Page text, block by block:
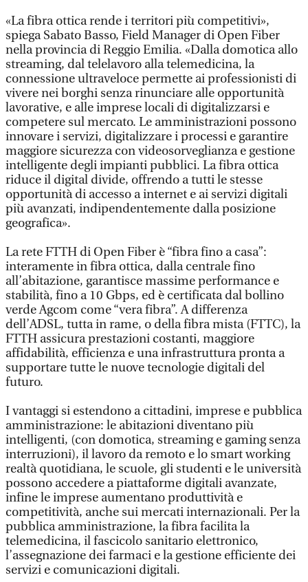
«La fibra ottica rende i territori più competitivi»,
spiega Sabato Basso, Field Manager di Open Fiber
nella provincia di Reggio Emilia. «Dalla domotica allo
streaming, dal telelavoro alla telemedicina, la
connessione ultraveloce permette ai professionisti di
vivere nei borghi senza rinunciare alle opportunità
lavorative, e alle imprese locali di digitalizzarsi e
competere sul mercato. Le amministrazioni possono
innovare i servizi, digitalizzare i processi e garantire
maggiore sicurezza con videosorveglianza e gestione
intelligente degli impianti pubblici. La fibra ottica
riduce il digital divide, offrendo a tutti le stesse
opportunità di accesso a internet e ai servizi digitali
più avanzati, indipendentemente dalla posizione
geografica».
La rete FTTH di Open Fiber è “fibra fino a casa”:
interamente in fibra ottica, dalla centrale fino
all’abitazione, garantisce massime performance e
stabilità, fino a 10 Gbps, ed è certificata dal bollino
verde Agcom come “vera fibra”. A differenza
dell’ADSL, tutta in rame, o della fibra mista (FTTC), la
FTTH assicura prestazioni costanti, maggiore
affidabilità, efficienza e una infrastruttura pronta a
supportare tutte le nuove tecnologie digitali del
futuro.
I vantaggi si estendono a cittadini, imprese e pubblica
amministrazione: le abitazioni diventano più
intelligenti, (con domotica, streaming e gaming senza
interruzioni), il lavoro da remoto e lo smart working
realtà quotidiana, le scuole, gli studenti e le università
possono accedere a piattaforme digitali avanzate,
infine le imprese aumentano produttività e
competitività, anche sui mercati internazionali. Per la
pubblica amministrazione, la fibra facilita la
telemedicina, il fascicolo sanitario elettronico,
l’assegnazione dei farmaci e la gestione efficiente dei
servizi e comunicazioni digitali.